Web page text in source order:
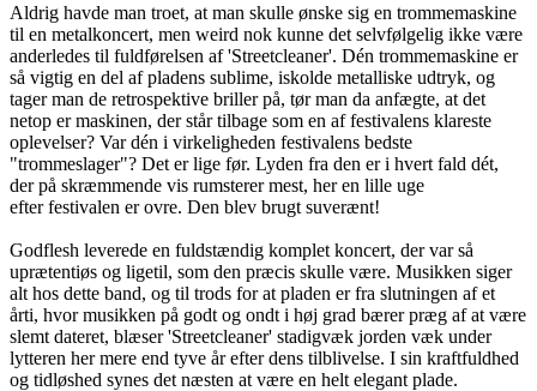
Aldrig havde man troet, at man skulle ønske sig en trommemaskine
til en metalkoncert, men weird nok kunne det selvfølgelig ikke være
anderledes til fuldførelsen af 'Streetcleaner'. Dén trommemaskine er
så vigtig en del af pladens sublime, iskolde metalliske udtryk, og
tager man de retrospektive briller på, tør man da anfægte, at det
netop er maskinen, der står tilbage som en af festivalens klareste
oplevelser? Var dén i virkeligheden festivalens bedste
"trommeslager"? Det er lige før. Lyden fra den er i hvert fald dét,
der på skræmmende vis rumsterer mest, her en lille uge
efter festivalen er ovre. Den blev brugt suverænt!
Godflesh leverede en fuldstændig komplet koncert, der var så
uprætentiøs og ligetil, som den præcis skulle være. Musikken siger
alt hos dette band, og til trods for at pladen er fra slutningen af et
årti, hvor musikken på godt og ondt i høj grad bærer præg af at være
slemt dateret, blæser 'Streetcleaner' stadigvæk jorden væk under
lytteren her mere end tyve år efter dens tilblivelse. I sin kraftfuldhed
og tidløshed synes det næsten at være en helt elegant plade.